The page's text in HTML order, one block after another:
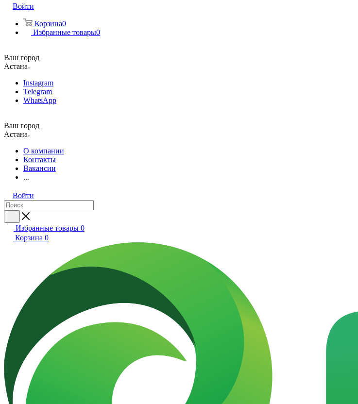
Войти
Корзина0
Избранные товары0
Ваш город
Астана
Instagram
Telegram
WhatsApp
Ваш город
Астана
О компании
Контакты
Вакансии
...
Войти
Избранные товары 0
Корзина 0